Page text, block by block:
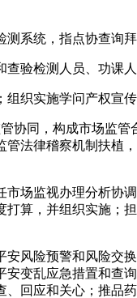
系统，指点协查询拜
检测人员、功课人
织实施学问产权宣传
同，构成市场监管
法律稽察机制扶植
监视办理分析协
算，并组织实施；
险预警和风险交
变乱应急措置和查
回应和关心；推品药